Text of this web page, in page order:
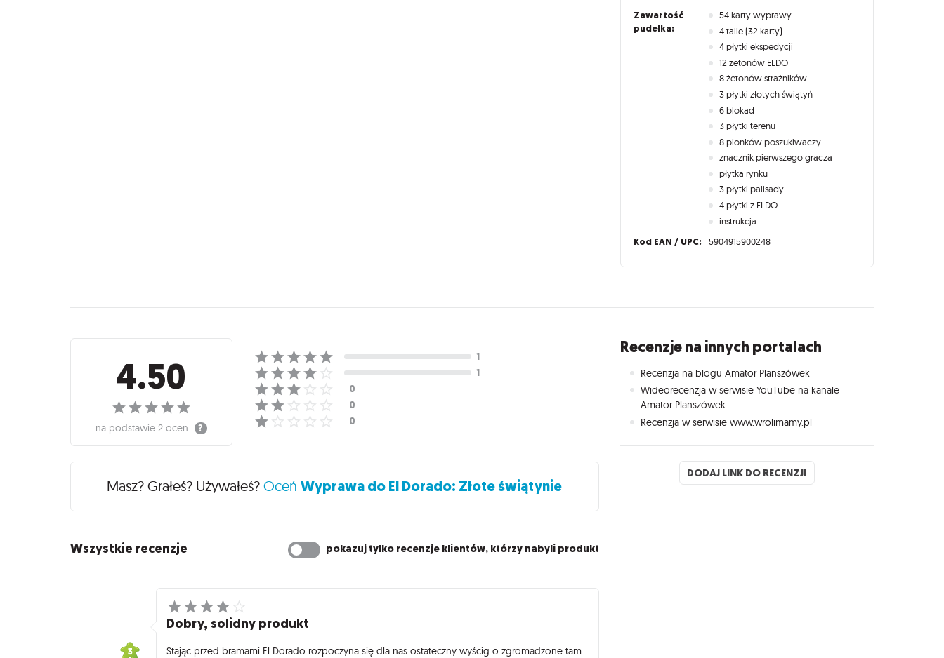
Zawartość
pudełka:
54 karty wyprawy
4 talie (32 karty)
4 płytki ekspedycji
12 żetonów ELDO
8 żetonów strażników
3 płytki złotych świątyń
6 blokad
3 płytki terenu
8 pionków poszukiwaczy
znacznik pierwszego gracza
płytka rynku
3 płytki palisady
4 płytki z ELDO
instrukcja
Kod EAN / UPC: 5904915900248
Recenzje
4.50
na podstawie 2 ocen
Masz? Grałeś? Używałeś?OceńWyprawa do El Dorado: Złote świątynie
Wszystkie recenzje pokazuj tylko recenzje klientów, którzy nabyli produkt
Dobry, solidny produkt
Stając przed bramami El Dorado rozpoczyna się dla nas ostateczny wyścig o zgromadzone tam
Recenzje na innych portalach
Recenzja na blogu Amator Planszówek
Wideorecenzja w serwisie YouTube na kanale
Amator Planszówek
Recenzja w serwisie www.wrolimamy.pl
DODAJ LINK DO RECENZJI